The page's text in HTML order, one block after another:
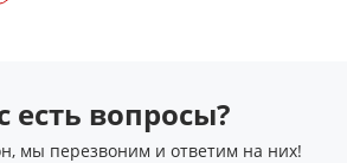
есть вопросы?
мы перезвоним и ответим на них!